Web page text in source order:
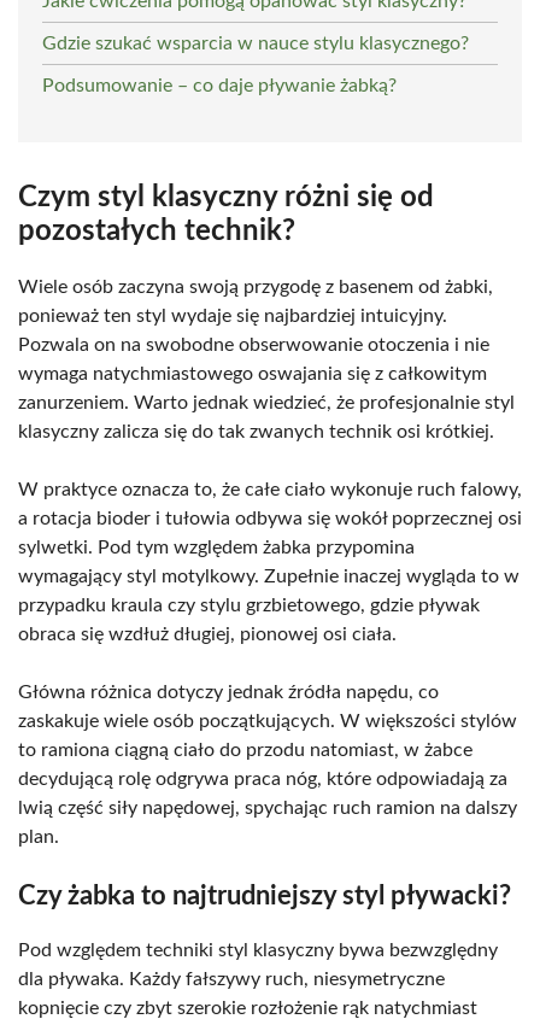
Gdzie szukać wsparcia w nauce stylu klasycznego?
Podsumowanie – co daje pływanie żabką?
Czym styl klasyczny różni się od
pozostałych technik?
Wiele osób zaczyna swoją przygodę z basenem od żabki,
ponieważ ten styl wydaje się najbardziej intuicyjny.
Pozwala on na swobodne obserwowanie otoczenia i nie
wymaga natychmiastowego oswajania się z całkowitym
zanurzeniem. Warto jednak wiedzieć, że profesjonalnie styl
klasyczny zalicza się do tak zwanych technik osi krótkiej.
W praktyce oznacza to, że całe ciało wykonuje ruch falowy,
a rotacja bioder i tułowia odbywa się wokół poprzecznej osi
sylwetki. Pod tym względem żabka przypomina
wymagający styl motylkowy. Zupełnie inaczej wygląda to w
przypadku kraula czy stylu grzbietowego, gdzie pływak
obraca się wzdłuż długiej, pionowej osi ciała.
Główna różnica dotyczy jednak źródła napędu, co
zaskakuje wiele osób początkujących. W większości stylów
to ramiona ciągną ciało do przodu natomiast, w żabce
decydującą rolę odgrywa praca nóg, które odpowiadają za
lwią część siły napędowej, spychając ruch ramion na dalszy
plan.
Czy żabka to najtrudniejszy styl pływacki?
Pod względem techniki styl klasyczny bywa bezwzględny
dla pływaka. Każdy fałszywy ruch, niesymetryczne
kopnięcie czy zbyt szerokie rozłożenie rąk natychmiast